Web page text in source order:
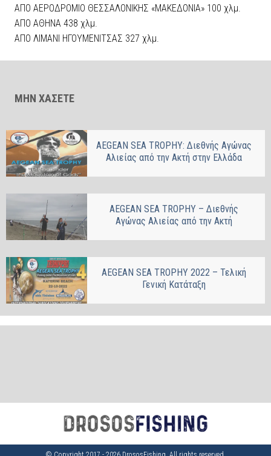
ΑΠΟ ΑΕΡΟΔΡΟΜΙΟ ΘΕΣΣΑΛΟΝΙΚΗΣ «ΜΑΚΕΔΟΝΙΑ» 100 χλμ.
ΑΠΟ ΑΘΗΝΑ 438 χλμ.
ΑΠΟ ΛΙΜΑΝΙ ΗΓΟΥΜΕΝΙΤΣΑΣ 327 χλμ.
ΜΗΝ ΧΑΣΕΤΕ
AEGEAN SEA TROPHY: Διεθνής Αγώνας
Αλιείας από την Ακτή στην Ελλάδα
AEGEAN SEA TROPHY – Διεθνής
Αγώνας Αλιείας από την Ακτή
AEGEAN SEA TROPHY 2022 – Τελική
Γενική Κατάταξη